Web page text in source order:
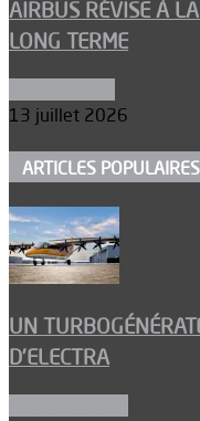
AIRBUS RÉVISE À
LONG TERME
13 juillet 2026
ARTICLES POPULAIRES
UN
D’ELECTRA